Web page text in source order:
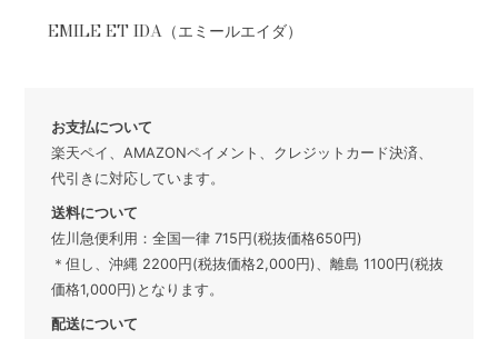
EMILE ET IDA（エミールエイダ）
お支払について
楽天ペイ、AMAZONペイメント、クレジットカード決済、
代引きに対応しています。
送料について
佐川急便利用：全国一律 715円(税抜価格650円)
＊但し、沖縄 2200円(税抜価格2,000円)、離島 1100円(税抜
価格1,000円)となります。
配送について